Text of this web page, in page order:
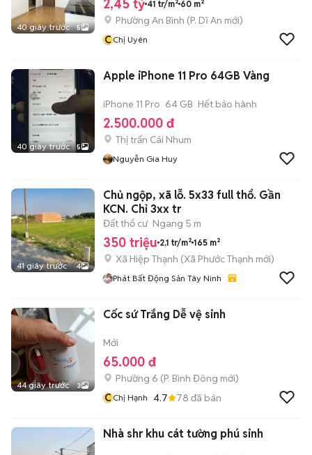
40 giây trước 5
2,45 tỷ 41 tr/m² 60 m²
Phường An Bình (P. Dĩ An mới)
CChị Uyên
40 giây trước 5
Apple iPhone 11 Pro 64GB Vàng
iPhone 11 Pro 64 GB Hết bảo hành
2.500.000 đ
Thị trấn Cái Nhum
Nguyễn Gia Huy
41 giây trước 4
Chủ ngộp, xã lỗ. 5x33 full thổ. Gần
KCN. Chỉ 3xx tr
Đất thổ cư Ngang 5 m
350 triệu 2,1 tr/m² 165 m²
Xã Hiệp Thạnh (Xã Phước Thạnh mới)
Phát Bất Động Sản Tây Ninh
44 giây trước 3
Cốc sứ Trắng Dễ vệ sinh
Mới
65.000 đ
Phường 6 (P. Bình Đông mới)
CChị Hạnh 4.7 78 đã bán
Nhà shr khu cát tường phú sinh